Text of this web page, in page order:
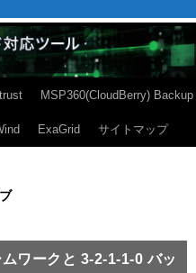
MSP360(CloudBerry) Backup
ExaGrid サイトマップ
ワークと 3-2-1-1-0 バッ